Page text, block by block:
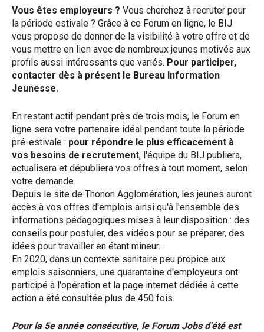
Vous êtes employeurs ? Vous cherchez à recruter pour
la période estivale ? Grâce à ce Forum en ligne, le BIJ
vous propose de donner de la visibilité à votre offre et de
vous mettre en lien avec de nombreux jeunes motivés aux
profils aussi intéressants que variés. Pour participer,
contacter dès à présent le Bureau Information
Jeunesse.
En restant actif pendant près de trois mois, le Forum en
ligne sera votre partenaire idéal pendant toute la période
pré-estivale : pour répondre le plus efficacement à
vos besoins de recrutement, l'équipe du BIJ publiera,
actualisera et dépubliera vos offres à tout moment, selon
votre demande.
Depuis le site de Thonon Agglomération, les jeunes auront
accès à vos offres d'emplois ainsi qu'à l'ensemble des
informations pédagogiques mises à leur disposition : des
conseils pour postuler, des vidéos pour se préparer, des
idées pour travailler en étant mineur...
En 2020, dans un contexte sanitaire peu propice aux
emplois saisonniers, une quarantaine d'employeurs ont
participé à l'opération et la page internet dédiée à cette
action a été consultée plus de 450 fois.
Pour la 5e année consécutive, le Forum Jobs d'été est